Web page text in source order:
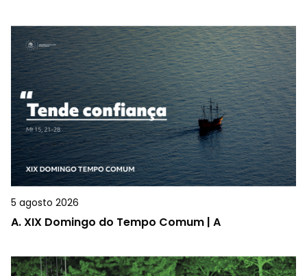
5 agosto 2026
A.XIX Domingo do Tempo Comum | A